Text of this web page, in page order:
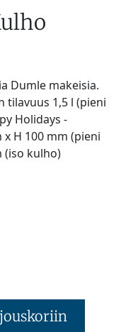
Dumle makeisia.
tilavuus 1,5 l (pieni
Holidays -
H 100 mm (pieni
(iso kulho)